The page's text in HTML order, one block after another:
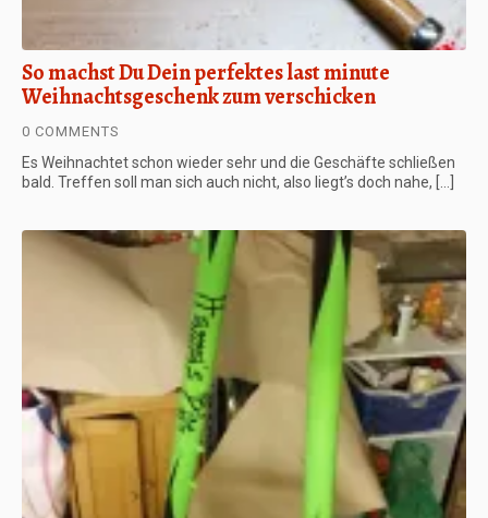
So machst Du Dein perfektes last minute
Weihnachtsgeschenk zum verschicken
0 COMMENTS
Es Weihnachtet schon wieder sehr und die Geschäfte schließen
bald. Treffen soll man sich auch nicht, also liegt’s doch nahe, […]